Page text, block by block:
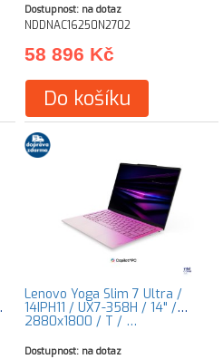
Dostupnost: na dotaz
NDDNAC16250N2702
58 896 Kč
Do košíku
Lenovo Yoga Slim 7 Ultra /
14IPH11 / UX7-358H / 14" /
2880x1800 / T / …
Dostupnost: na dotaz